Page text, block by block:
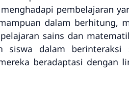
pembelajaran
dalam berhitung,
sains dan
siswa dalam berinteraksi
beradaptasi dengan